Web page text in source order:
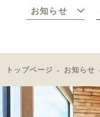
お知らせ
トップページ お知らせ